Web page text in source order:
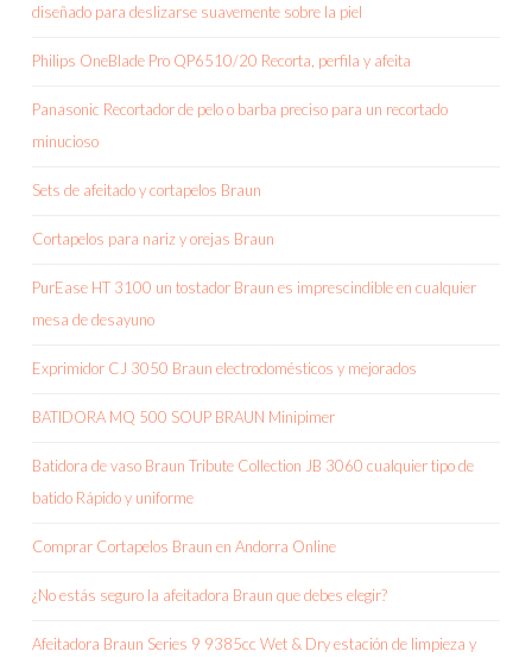
diseñado para deslizarse suavemente sobre la piel
Philips OneBlade Pro QP6510/20 Recorta, perfila y afeita
Panasonic Recortador de pelo o barba preciso para un recortado
minucioso
Sets de afeitado y cortapelos Braun
Cortapelos para nariz y orejas Braun
PurEase HT 3100 un tostador Braun es imprescindible en cualquier
mesa de desayuno
Exprimidor CJ 3050 Braun electrodomésticos y mejorados
BATIDORA MQ 500 SOUP BRAUN Minipimer
Batidora de vaso Braun Tribute Collection JB 3060 cualquier tipo de
batido Rápido y uniforme
Comprar Cortapelos Braun en Andorra Online
¿No estás seguro la afeitadora Braun que debes elegir?
Afeitadora Braun Series 9 9385cc Wet & Dry estación de limpieza y